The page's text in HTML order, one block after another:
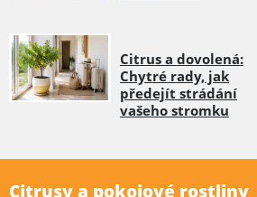
Citrus a dovolená:
Chytré rady, jak
předejít strádání
vašeho stromku
Citrusy a pokojové rostliny